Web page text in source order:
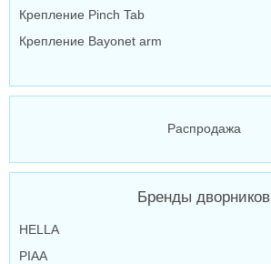
Крепление Pinch Tab
Крепление Bayonet arm
Распродажа
Бренды дворников
HELLA
PIAA